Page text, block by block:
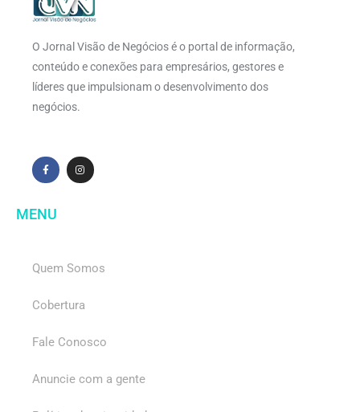
O Jornal Visão de Negócios é o portal de informação,
conteúdo e conexões para empresários, gestores e
líderes que impulsionam o desenvolvimento dos
negócios.
MENU
Quem Somos
Cobertura
Fale Conosco
Anuncie com a gente